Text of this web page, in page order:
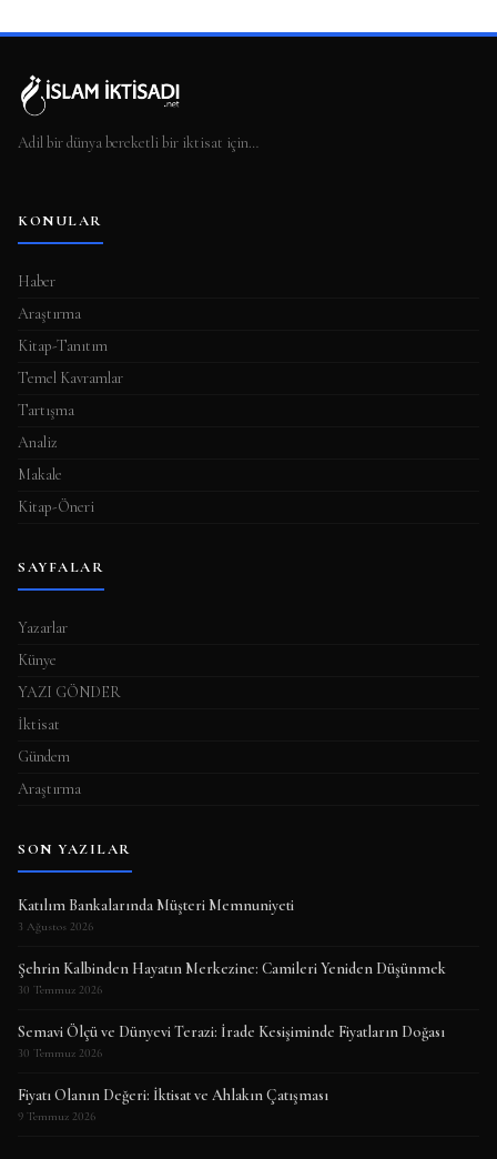
Adil bir dünya bereketli bir iktisat için…
KONULAR
Haber
Araştırma
Kitap-Tanıtım
Temel Kavramlar
Tartışma
Analiz
Makale
Kitap-Öneri
SAYFALAR
Yazarlar
Künye
YAZI GÖNDER
İktisat
Gündem
Araştırma
SON YAZILAR
Katılım Bankalarında Müşteri Memnuniyeti
3 Ağustos 2026
Şehrin Kalbinden Hayatın Merkezine: Camileri Yeniden Düşünmek
30 Temmuz 2026
Semavi Ölçü ve Dünyevi Terazi: İrade Kesişiminde Fiyatların Doğası
30 Temmuz 2026
Fiyatı Olanın Değeri: İktisat ve Ahlakın Çatışması
9 Temmuz 2026